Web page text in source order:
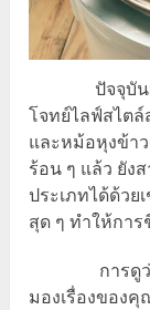
ปัจจุบั
โจทย์ไลฟ์สไต
และหม้อหุงข้า
ร้อน ๆ แล้ว ยัง
ประเภทได้ด้วย
สุด ๆ ทำให้กา
การดู
มองเรื่องของ